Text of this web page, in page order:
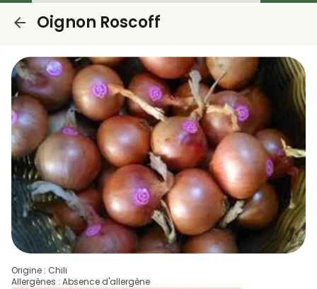
Oignon Roscoff
Origine : Chili
Allergènes : Absence d'allergène